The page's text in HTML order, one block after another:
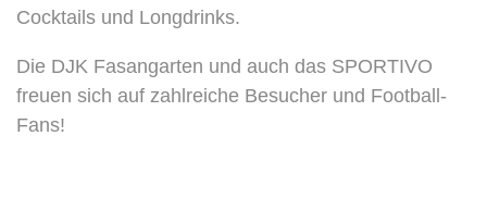
Cocktails und Longdrinks.
Die DJK Fasangarten und auch das SPORTIVO
freuen sich auf zahlreiche Besucher und Football-
Fans!